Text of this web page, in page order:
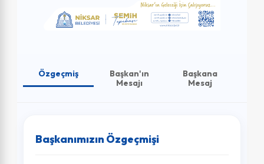
Özgeçmiş
Başkan'ın
Mesajı
Başkana
Mesaj
Başkanımızın Özgeçmişi